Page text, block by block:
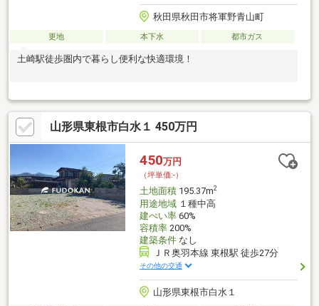
秋田県秋田市将軍野青山町
更地 本下水 都市ガス
土崎駅徒歩圏内で暮らし便利な快適環境！
山形県東根市白水１ 450万円
450万円
（坪単価:-）
土地面積195.37m2
用途地域１種中高
建ぺい率60%
容積率200%
建築条件なし
ＪＲ奥羽本線 東根駅 徒歩27分
その他の交通
山形県東根市白水１